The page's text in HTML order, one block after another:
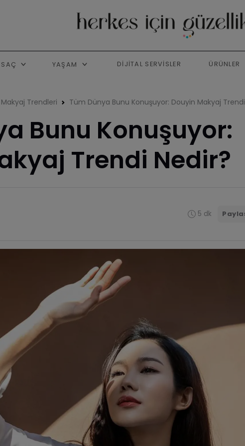
SAÇ YAŞAM DIJITAL SERVISLER ÜRÜNLER
Makyaj Trendleri Tüm Dünya Bunu Konuşuyor: Douyin Makyaj
Bunu Konuşuyor:
Trendi Nedir?
5 dk